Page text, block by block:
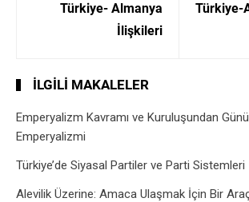
Türkiye- Almanya
İlişkileri
Türkiye-
İLGILI MAKALELER
Emperyalizm Kavramı ve Kuruluşundan
Emperyalizmi
Türkiye’de Siyasal Partiler ve Parti Sistemleri
Alevilik Üzerine: Amaca Ulaşmak İçin Bir